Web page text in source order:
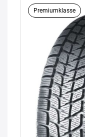
Premiumklasse